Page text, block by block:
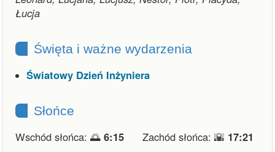
Łucja
Święta i ważne wydarzenia
Światowy Dzień Inżyniera
Słońce
Wschód słońca: 🌅 6:15 Zachód słońca: 🌇 17:21